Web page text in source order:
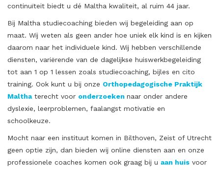
continuïteit biedt u dé Maltha kwaliteit, al ruim 44 jaar.
Bij Maltha studiecoaching bieden wij begeleiding aan op
maat. Wij weten als geen ander hoe uniek elk kind is en kijken
daarom naar het individuele kind. Wij hebben verschillende
diensten, variërende van de dagelijkse huiswerkbegeleiding
tot aan 1 op 1 lessen zoals studiecoaching, bijles en cito
training. Ook kunt u bij onze Orthopedagogische Praktijk
Malthaterecht voor onderzoeken naar onder andere
dyslexie, leerproblemen, faalangst motivatie en
schoolkeuze.
Mocht naar een instituut komen in Bilthoven, Zeist of Utrecht
geen optie zijn, dan bieden wij online diensten aan en onze
professionele coaches komen ook graag bij u aan huis voor